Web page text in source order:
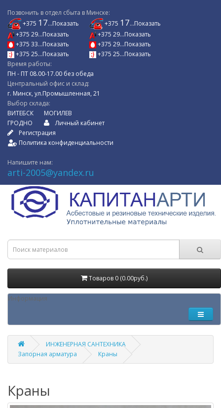
Позвонить в отдел сбыта в Минске:
+375 17...Показать
+375 29...Показать
+375 33...Показать
+375 25...Показать
+375 17...Показать
+375 29...Показать
+375 29...Показать
+375 25...Показать
Время работы:
ПН - ПТ 08.00-17.00 без обеда
Центральный офис и склад:
г. Минск, ул.Промышленная, 21
Выбор склада:
ВИТЕБСК
ГРОДНО
МОГИЛЕВ
Личный кабинет
Регистрация
Политика конфиденциальности
Напишите нам:
arti-2005@yandex.ru
Товаров 0 (0.00руб.)
Информация
ИНЖЕНЕРНАЯ САНТЕХНИКА
Запорная арматура
Краны
Краны